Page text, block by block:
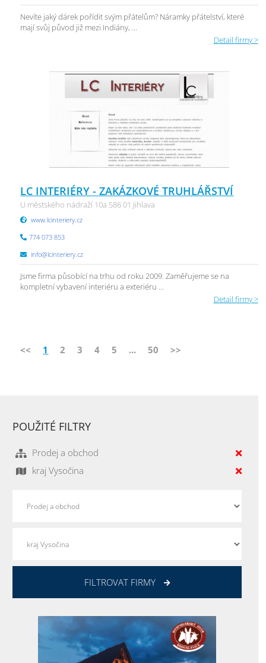
Nevíte jaký dárek pořídit svým přátelům? Náramky přátelství, které
mají svůj původ již mezi Indiány, ...
Detail firmy >
LC INTERIÉRY - ZAKÁZKOVÉ TRUHLÁŘSTVÍ
U městského nádraží 10a 586 01 Jihlava
www.lcinteriery.cz
774 073 853
info@lcinteriery.cz
Jsme firma působící na trhu od roku 2009. Zaměřujeme se na
kompletní vybavení interiéru a exteriéru ...
Detail firmy >
<< 1 2 3 4 5 ... 50 >>
POUŽITÉ FILTRY
Prodej a obchod
kraj Vysočina
FILTROVAT FIRMY